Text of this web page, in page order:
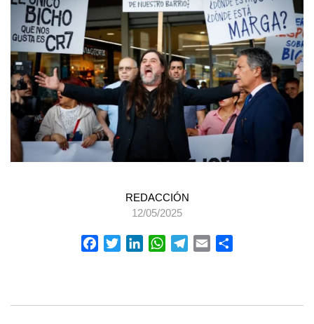
REDACCIÓN
12/05/2025
FacebookTwitterLinkedInWhatsApp
Telegram
Email